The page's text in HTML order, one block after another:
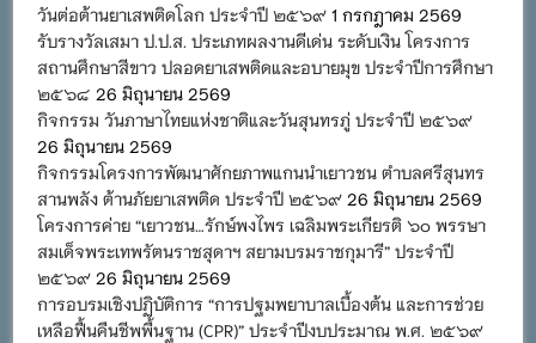
วันต่อต้านยาเสพติดโลก ประจำปี ๒๕๖๙ 1 กรกฎาคม 2569
รับรางวัลเสมา ป.ป.ส. ประเภทผลงานดีเด่น ระดับเงิน โครงการ
สถานศึกษาสีขาว ปลอดยาเสพติดและอบายมุข ประจำปีการศึกษา
๒๕๖๘ 26 มิถุนายน 2569
กิจกรรม วันภาษาไทยแห่งชาติและวันสุนทรภู่ ประจำปี ๒๕๖๙
26 มิถุนายน 2569
กิจกรรมโครงการพัฒนาศักยภาพแกนนำเยาวชน ตำบลศรีสุนทร
สานพลัง ต้านภัยยาเสพติด ประจำปี ๒๕๖๙ 26 มิถุนายน 2569
โครงการค่าย “เยาวชน…รักษ์พงไพร เฉลิมพระเกียรติ ๖๐ พรรษา
สมเด็จพระเทพรัตนราชสุดาฯ สยามบรมราชกุมารี” ประจำปี
๒๕๖๙ 26 มิถุนายน 2569
การอบรมเชิงปฏิบัติการ “การปฐมพยาบาลเบื้องต้น และการช่วย
เหลือฟื้นคืนชีพพื้นฐาน (CPR)” ประจำปีงบประมาณ พ.ศ. ๒๕๖๙